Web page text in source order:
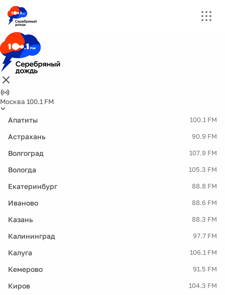
Москва 100.1 FM
Апатиты 100.1 FM
Астрахань 90.9 FM
Волгоград 107.9 FM
Вологда 105.3 FM
Екатеринбург 88.8 FM
Иваново 88.6 FM
Казань 88.3 FM
Калининград 97.7 FM
Калуга 106.1 FM
Кемерово 91.5 FM
Киров 104.3 FM